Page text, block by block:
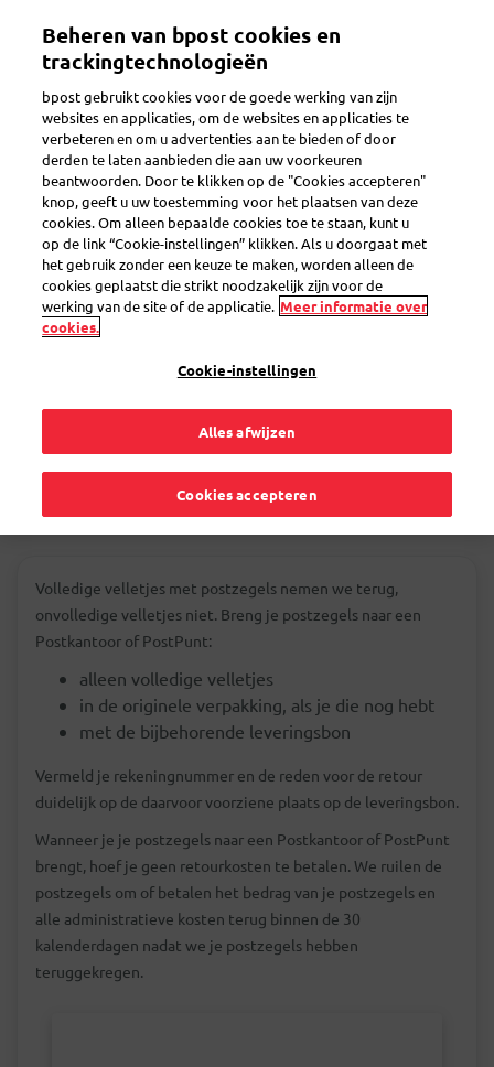
inhoud
Toggle navigation
eShop
Ik wil postzegels
voor aangetekende
zendingen
terugsturen. Kan
dat?
Volledige velletjes met postzegels nemen we terug,
onvolledige velletjes niet. Breng je postzegels naar een
Postkantoor of PostPunt:
alleen volledige velletjes
in de originele verpakking, als je die nog hebt
met de bijbehorende leveringsbon
Vermeld je rekeningnummer en de reden voor de retour
duidelijk op de daarvoor voorziene plaats op de leveringsbon.
Wanneer je je postzegels naar een Postkantoor of PostPunt
brengt, hoef je geen retourkosten te betalen. We ruilen de
postzegels om of betalen het bedrag van je postzegels en
alle administratieve kosten terug binnen de 30
kalenderdagen nadat we je postzegels hebben
teruggekregen.
Beheren van bpost cookies en
trackingtechnologieën
bpost gebruikt cookies voor de goede werking van zijn
websites en applicaties, om de websites en applicaties te
verbeteren en om u advertenties aan te bieden of door
derden te laten aanbieden die aan uw voorkeuren
beantwoorden. Door te klikken op de "Cookies accepteren"
knop, geeft u uw toestemming voor het plaatsen van deze
cookies. Om alleen bepaalde cookies toe te staan, kunt u
op de link “Cookie-instellingen” klikken. Als u doorgaat met
het gebruik zonder een keuze te maken, worden alleen de
cookies geplaatst die strikt noodzakelijk zijn voor de
werking van de site of de applicatie. Meer informatie over
cookies.
Cookie-instellingen
Alles afwijzen
Cookies accepteren